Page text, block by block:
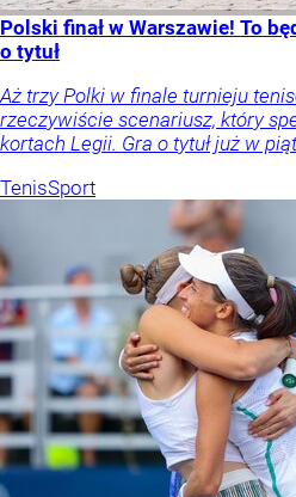
Polski finał w Warszawie! To
o tytuł
Aż trzy Polki w finale turnieju
rzeczywiście scenariusz, który
kortach Legii. Gra o tytuł już w
TenisSport